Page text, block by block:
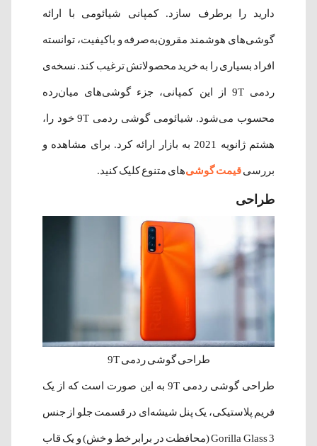
دارید را برطرف سازد. کمپانی شیائومی با ارائه
گوشی‌های هوشمند مقرون‌به‌‌صرفه و باکیفیت، توانسته
افراد بسیاری را به خرید محصولاتش ترغیب کند. نسخه‌ی
ردمی 9T از این کمپانی، جزء گوشی‌های میان‌رده‌
محسوب می‌شود. شیائومی گوشی ردمی 9T خود را،
هشتم ژانویه 2021 به بازار ارائه کرد. برای مشاهده و
بررسیقیمت گوشی‌های متنوع کلیک کنید.
طراحی
طراحی گوشی ردمی 9T
طراحی گوشی ردمی 9T به این صورت است که از یک
فریم پلاستیکی، یک پنل شیشه‌ای در قسمت جلو از جنس
Gorilla Glass 3 (محافظت در برابر خط و خش) و یک قاب